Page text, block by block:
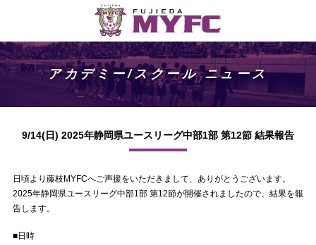
アカデミー/スクール ニュース
9/14(日) 2025年静岡県ユースリーグ中部1部 第12節 結果報告
日頃より藤枝MYFCへご声援をいただきまして、ありがとうございます。
2025年静岡県ユースリーグ中部1部 第12節が開催されましたので、結果を報
告します。
■日時